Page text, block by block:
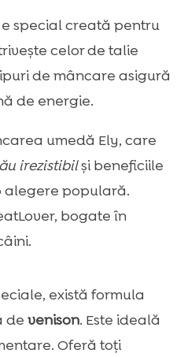
special creată pentru
celor de talie
de mâncare asigură
de energie.
umedă Ely, care
irezistibilși beneficiile
alegere populară.
bogate în
există formula
de venison. Este ideală
Oferă toți